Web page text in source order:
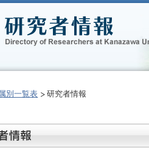
別一覧表 研究者情報